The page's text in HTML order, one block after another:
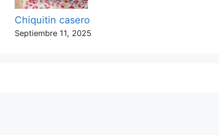
Chiquitin casero
Septiembre 11, 2025